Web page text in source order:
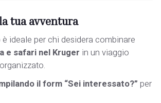
tua avventura
ideale per chi desidera combinare
e safari nel Kruger in un viaggio
il form “Sei interessato?” per